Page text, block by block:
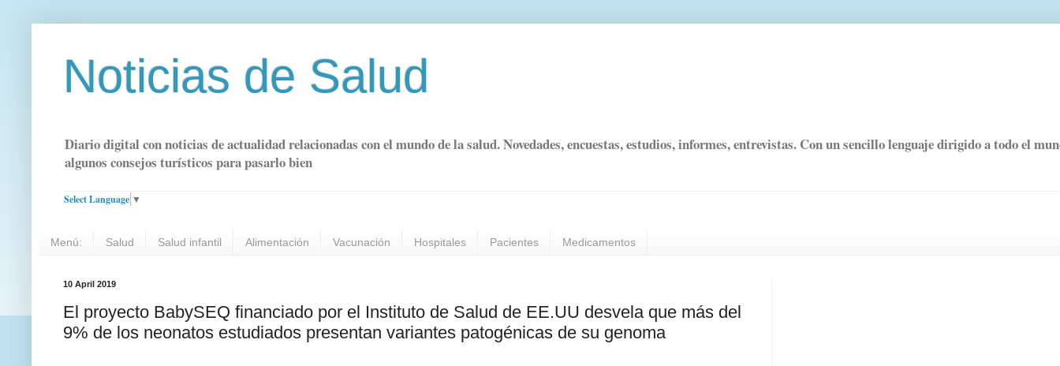
Noticias de Salud
Diario digital con noticias de actualidad relacionadas con el mundo de la salud. Novedades, encuestas, estudios, informes, entrevistas. Con un sencillo lenguaje dirigido a todo el
algunos consejos turísticos para pasarlo bien
Select Language ▼
Menú: Salud Salud infantil Alimentación Vacunación Hospitales Pacientes Medicamentos
10 April 2019
El proyecto BabySEQ financiado por el Instituto de Salud de EE.UU desvela que más del
9% de los neonatos estudiados presentan variantes patogénicas de su genoma